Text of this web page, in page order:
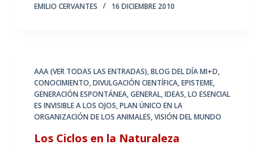
EMILIO CERVANTES 16 DICIEMBRE 2010
AAA (VER TODAS LAS ENTRADAS),BLOG DEL DÍA MI+D,
CONOCIMIENTO,DIVULGACIÓN CIENTÍFICA,EPISTEME,
GENERACIÓN ESPONTÁNEA,GENERAL,IDEAS,LO ESENCIAL
ES INVISIBLE A LOS OJOS,PLAN ÚNICO EN LA
ORGANIZACIÓN DE LOS ANIMALES,VISIÓN DEL MUNDO
Los Ciclos en la Naturaleza